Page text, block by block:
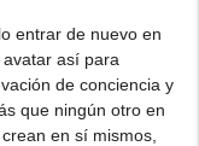
entrar de nuevo en
así para
de conciencia y
que ningún otro en
en sí mismos,